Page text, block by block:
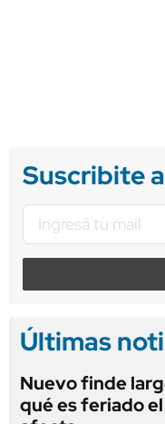
Suscribite
Últimas
Nuevo finde
qué es feriado